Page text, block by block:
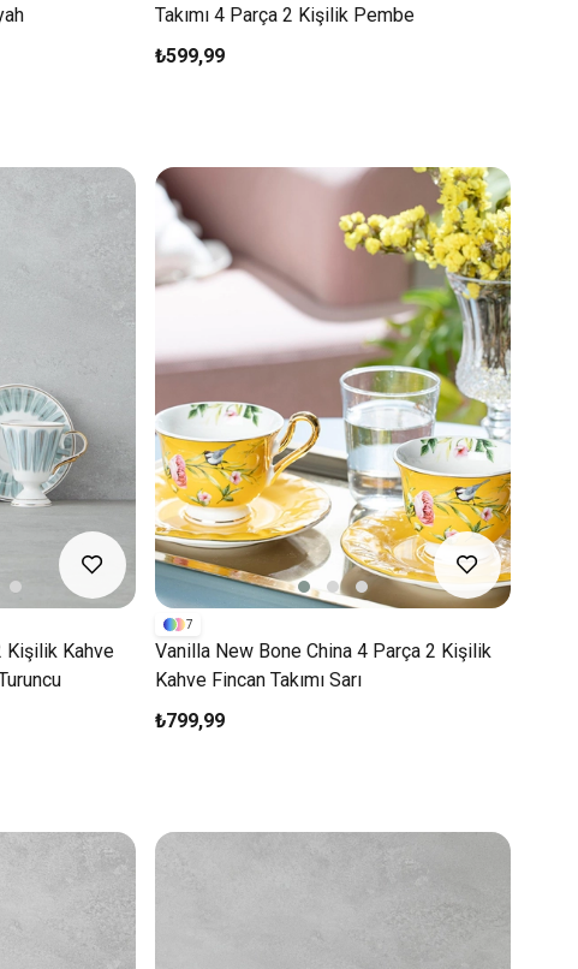
Takımı 4 Parça 2 Kişilik Pembe
₺599,99
Kişilik Kahve
Vanilla New Bone China 4 Parça 2 Kişilik
Kahve Fincan Takımı Sarı
₺799,99
7